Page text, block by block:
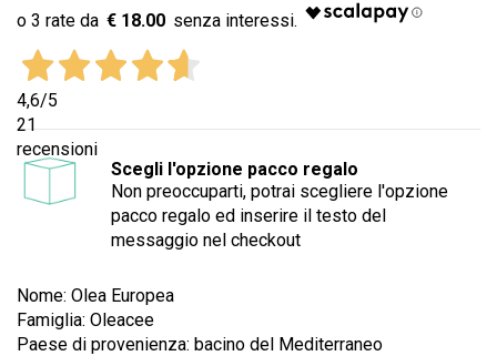
€ 18.00
4,6/5
21
recensioni
Scegli l'opzione pacco regalo
Non preoccuparti, potrai scegliere l'opzione
pacco regalo ed inserire il testo del
messaggio nel checkout
Nome: Olea Europea
Famiglia: Oleacee
Paese di provenienza: bacino del Mediterraneo